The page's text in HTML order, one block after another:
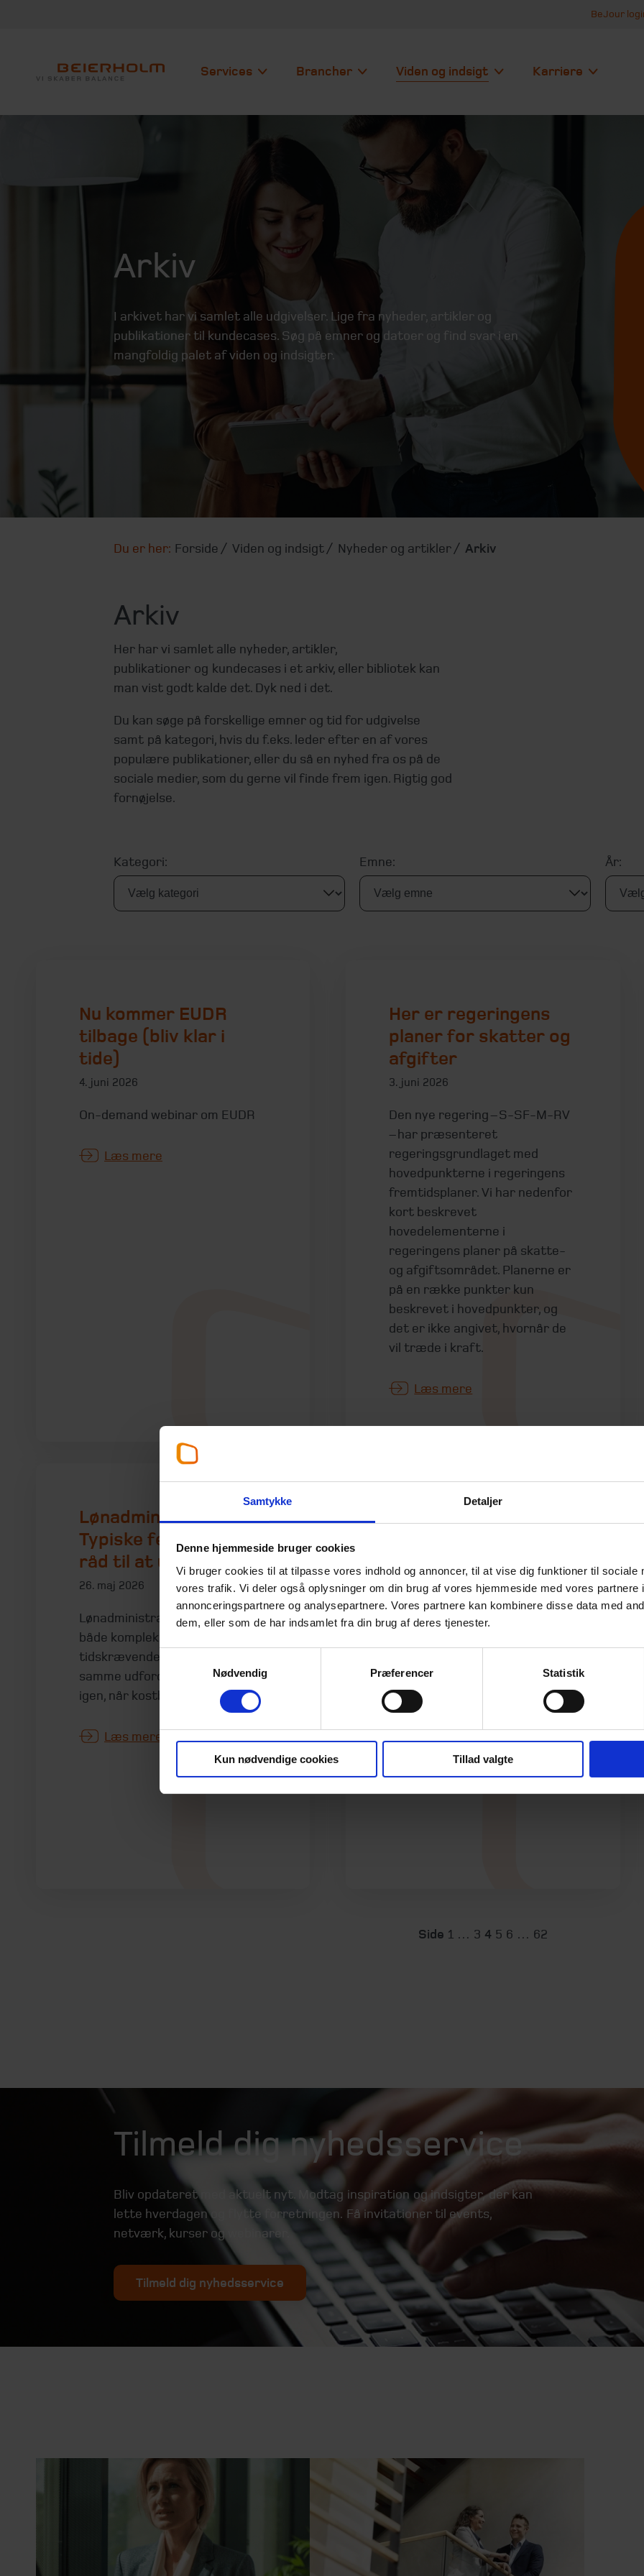
Samtykke Detaljer
Denne hjemmeside bruger cookies
Vi bruger cookies til at tilpasse vores indhold og annoncer, til at vise dig funktioner til sociale
vores trafik. Vi deler også oplysninger om din brug af vores hjemmeside med vores partnere
annonceringspartnere og analysepartnere. Vores partnere kan kombinere disse data med
dem, eller som de har indsamlet fra din brug af deres tjenester.
Samtykkevalg
Nødvendig
Præferencer Statistik
Kun nødvendige cookies Tillad valgte
BeJour
Services Brancher Viden og indsigt Karriere
Arkiv
I arkivet har vi samlet alle udgivelser. Lige fra nyheder, artikler og
publikationer til kundecases. Søg på emner og datoer og find svar i en
mangfoldig palet af viden og indsigter.
Du er her: Forside Viden og indsigt Nyheder og artikler Arkiv
Arkiv
Her har vi samlet alle nyheder, artikler,
publikationer og kundecases i et arkiv, eller bibliotek kan
man vist godt kalde det. Dyk ned i det.
Du kan søge på forskellige emner og tid for udgivelse
samt på kategori, hvis du f.eks. leder efter en af vores
populære publikationer, eller du så en nyhed fra os på de
sociale medier, som du gerne vil finde frem igen. Rigtig god
fornøjelse.
Kategori: Emne: År:
Nu kommer EUDR
tilbage (bliv klar i
tide)
4. juni 2026
On-demand webinar om EUDR
Læs mere
Her er regeringens
planer for skatter og
afgifter
3. juni 2026
Den nye regering – S-SF-M-RV
– har præsenteret
regeringsgrundlaget med
hovedpunkterne i regeringens
fremtidsplaner. Vi har nedenfor
kort beskrevet
hovedelementerne i
regeringens planer på skatte-
og afgiftsområdet. Planerne er
på en række punkter kun
beskrevet i hovedpunkter, og
det er ikke angivet, hvornår de
vil træde i kraft.
Læs mere
Lønadministration:
Typiske fejl – og gode
råd til at undgå dem
26. maj 2026
Lønadministration kan være
både komplekst og
tidskrævende. Ofte går de
samme udfordringer igen og
igen, når kostbare fejl opstår.
Læs mere
Når
bæredygtighedskommunikation
Læs mere
Side 1 … 3 4 5 6 … 62
Tilmeld dig nyhedsservice
Bliv opdateret med aktuelt nyt. Modtag inspiration og indsigter, der kan
lette hverdagen og flytte forretningen. Få invitationer til events,
netværk, kurser og webinarer.
Tilmeld dig nyhedsservice